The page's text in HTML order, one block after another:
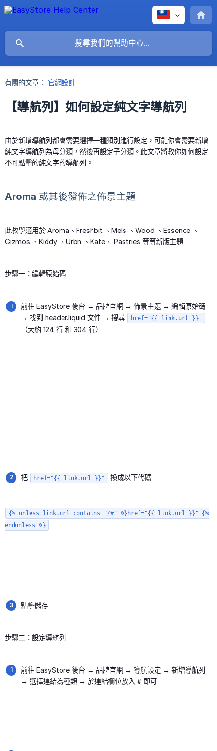
有關的文章： 官網設計
【導航列】如何設定純文字導航列
由於新增導航列都會需要選擇一種類別進行設定，可能你會需要新增
純文字導航列為母分類，然後再設定子分類。此文章將教你如何設定
不可點擊的純文字的導航列。
Aroma 或其後發佈之佈景主題
此教學適用於 Aroma、Freshbit 、Mels 、Wood 、Essence 、
Gizmos 、Kiddy 、Urbn 、Kate、 Pastries 等等新版主題
步驟一：編輯原始碼
前往 EasyStore 後台 → 品牌官網 → 佈景主題 → 編輯原始碼
→ 找到 header.liquid 文件 → 搜尋
href="{{ link.url }}"
（大約 124 行 和 304 行）
把 href="{{ link.url }}" 換成以下代碼
{% unless link.url contains "/#" %}href="{{ link.url }}" {%
endunless %}
點擊儲存
步驟二：設定導航列
前往 EasyStore 後台 → 品牌官網 → 導航設定 → 新增導航列
→ 選擇連結為種類 → 於連結欄位放入 # 即可